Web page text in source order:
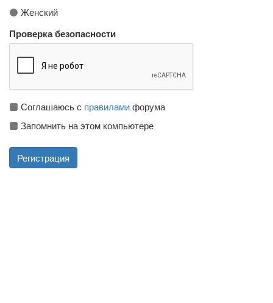
Женский
Проверка безопасности
Соглашаюсь с правиламифорума
Запомнить на этом компьютере